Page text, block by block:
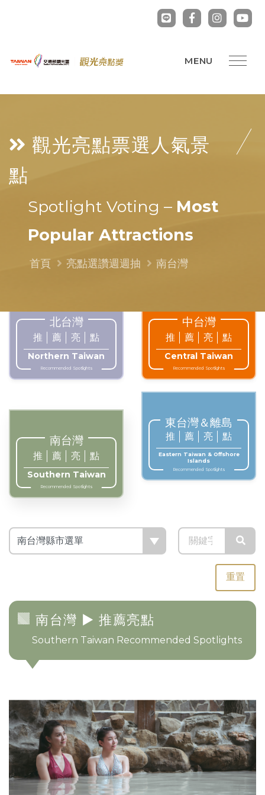
觀光亮點票選 人氣景
點
Spotlight Voting – Most
Popular Attractions
首頁 亮點選讚週週抽 南台灣
北台灣
推 薦 亮 點
Northern Taiwan
Recommended Spotlights
中台灣
推 薦 亮 點
Central Taiwan
Recommended Spotlights
南台灣
推 薦 亮 點
Southern Taiwan
Recommended Spotlights
東台灣＆離島
推 薦 亮 點
Eastern Taiwan & Offshore
Islands
Recommended Spotlights
重置
南台灣 ► 推薦亮點
Southern Taiwan Recommended Spotlights